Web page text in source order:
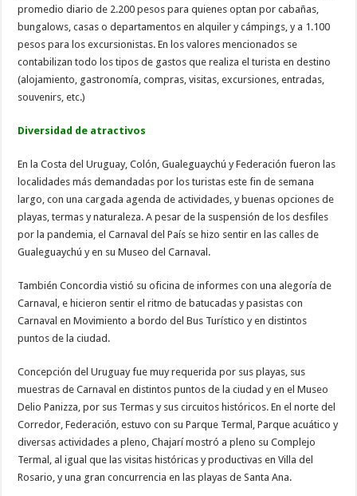
promedio diario de 2.200 pesos para quienes optan por cabañas,
bungalows, casas o departamentos en alquiler y cámpings, y a 1.100
pesos para los excursionistas. En los valores mencionados se
contabilizan todo los tipos de gastos que realiza el turista en destino
(alojamiento, gastronomía, compras, visitas, excursiones, entradas,
souvenirs, etc.)
Diversidad de atractivos
En la Costa del Uruguay, Colón, Gualeguaychú y Federación fueron las
localidades más demandadas por los turistas este fin de semana
largo, con una cargada agenda de actividades, y buenas opciones de
playas, termas y naturaleza. A pesar de la suspensión de los desfiles
por la pandemia, el Carnaval del País se hizo sentir en las calles de
Gualeguaychú y en su Museo del Carnaval.
También Concordia vistió su oficina de informes con una alegoría de
Carnaval, e hicieron sentir el ritmo de batucadas y pasistas con
Carnaval en Movimiento a bordo del Bus Turístico y en distintos
puntos de la ciudad.
Concepción del Uruguay fue muy requerida por sus playas, sus
muestras de Carnaval en distintos puntos de la ciudad y en el Museo
Delio Panizza, por sus Termas y sus circuitos históricos. En el norte del
Corredor, Federación, estuvo con su Parque Termal, Parque acuático y
diversas actividades a pleno, Chajarí mostró a pleno su Complejo
Termal, al igual que las visitas históricas y productivas en Villa del
Rosario, y una gran concurrencia en las playas de Santa Ana.